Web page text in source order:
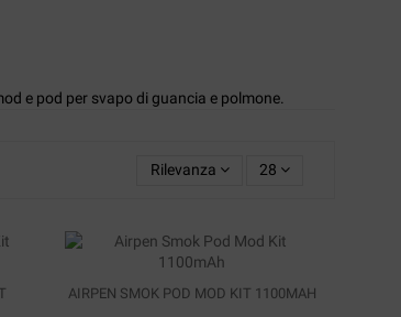
e pod per svapo di guancia e polmone.
Rilevanza 28
AIRPEN SMOK POD MOD KIT 1100MAH